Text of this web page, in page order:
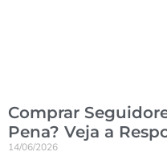
Comprar
Pena? Veja a
14/06/2026